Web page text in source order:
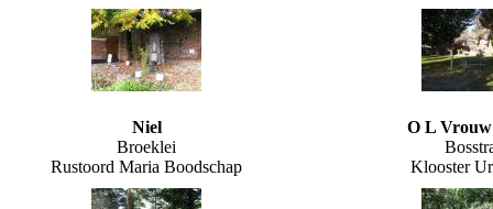
Niel
Broeklei
Rustoord Maria Boodschap
O L
Klooster